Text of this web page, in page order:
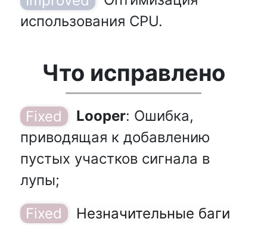
использования CPU.
Что исправлено
Looper: Ошибка,
приводящая к добавлению
пустых участков сигнала в
лупы;
Незначительные баги